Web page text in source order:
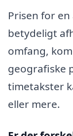
Prisen for
betydeligt
omfang,
geografiske
timetakster
eller mere.